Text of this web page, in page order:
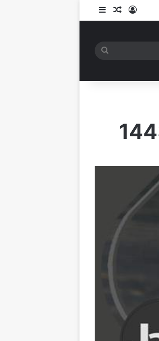
تسجيل الدخول
مقال عشوائي
إضافة عمود جانبي
بحث